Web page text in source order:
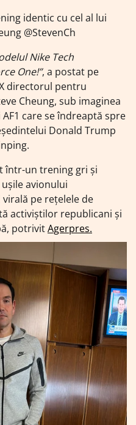
identic cu cel al lui
@StevenCh
Nike Tech
One!”, a postat pe
directorul pentru
Cheung, sub imaginea
care se îndreaptă spre
Donald Trump
într-un trening gri și
avionului
pe rețelele de
activiștilor republicani și
potrivitAgerpres.